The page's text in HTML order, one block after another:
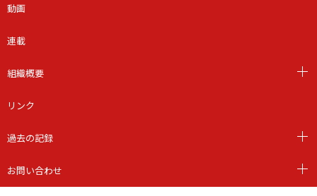
動画
連載
組織概要
リンク
過去の記録
お問い合わせ